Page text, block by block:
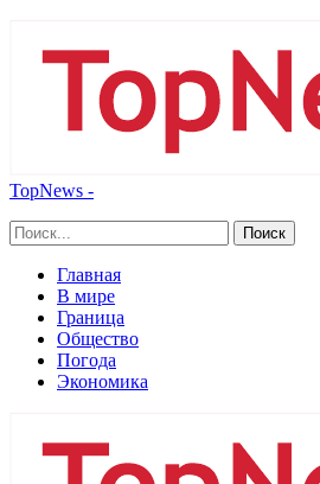
TopNews -
Главная
В мире
Граница
Общество
Погода
Экономика